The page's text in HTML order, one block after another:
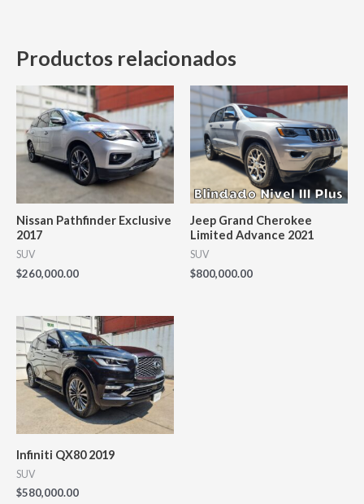
Productos relacionados
Nissan Pathfinder Exclusive
2017
SUV
$260,000.00
Jeep Grand Cherokee
Limited Advance 2021
SUV
$800,000.00
Infiniti QX80 2019
SUV
$580,000.00